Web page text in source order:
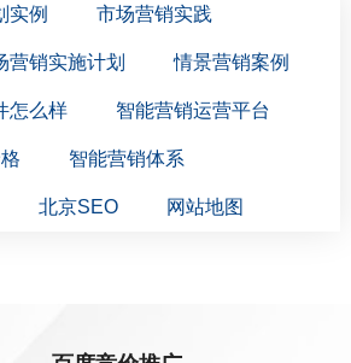
实例 市场营销实践
营销实施计划 情景营销案例
怎么样 智能营销运营平台
智能营销体系
北京SEO 网站地图